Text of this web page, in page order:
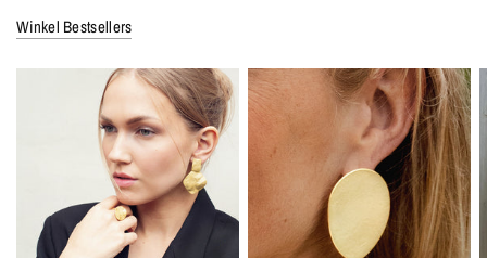
Winkel Bestsellers